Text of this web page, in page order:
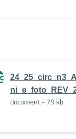
document - 79 kb